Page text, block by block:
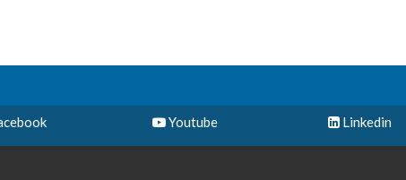
Youtube Linkedin